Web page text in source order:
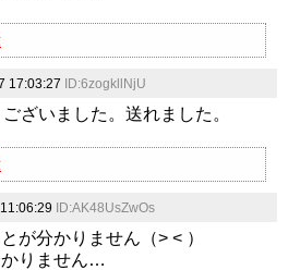
17:03:27 ID:6zogkllNjU
ざいました。送れました。
ID:AK48UsZwOs
が分かりません（> < ）
りません…